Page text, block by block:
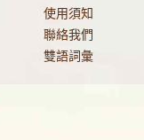
使用須知
聯絡我們
雙語詞彙